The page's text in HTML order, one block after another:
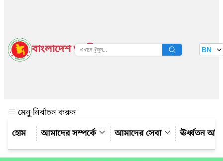
বাংলাদেশ জাতীয় তথ্য বাতায়ন BN
মেনু নির্বাচন করুন
আমাদের সম্পর্কে
আমাদের সেবা ঊর্ধ্বতন